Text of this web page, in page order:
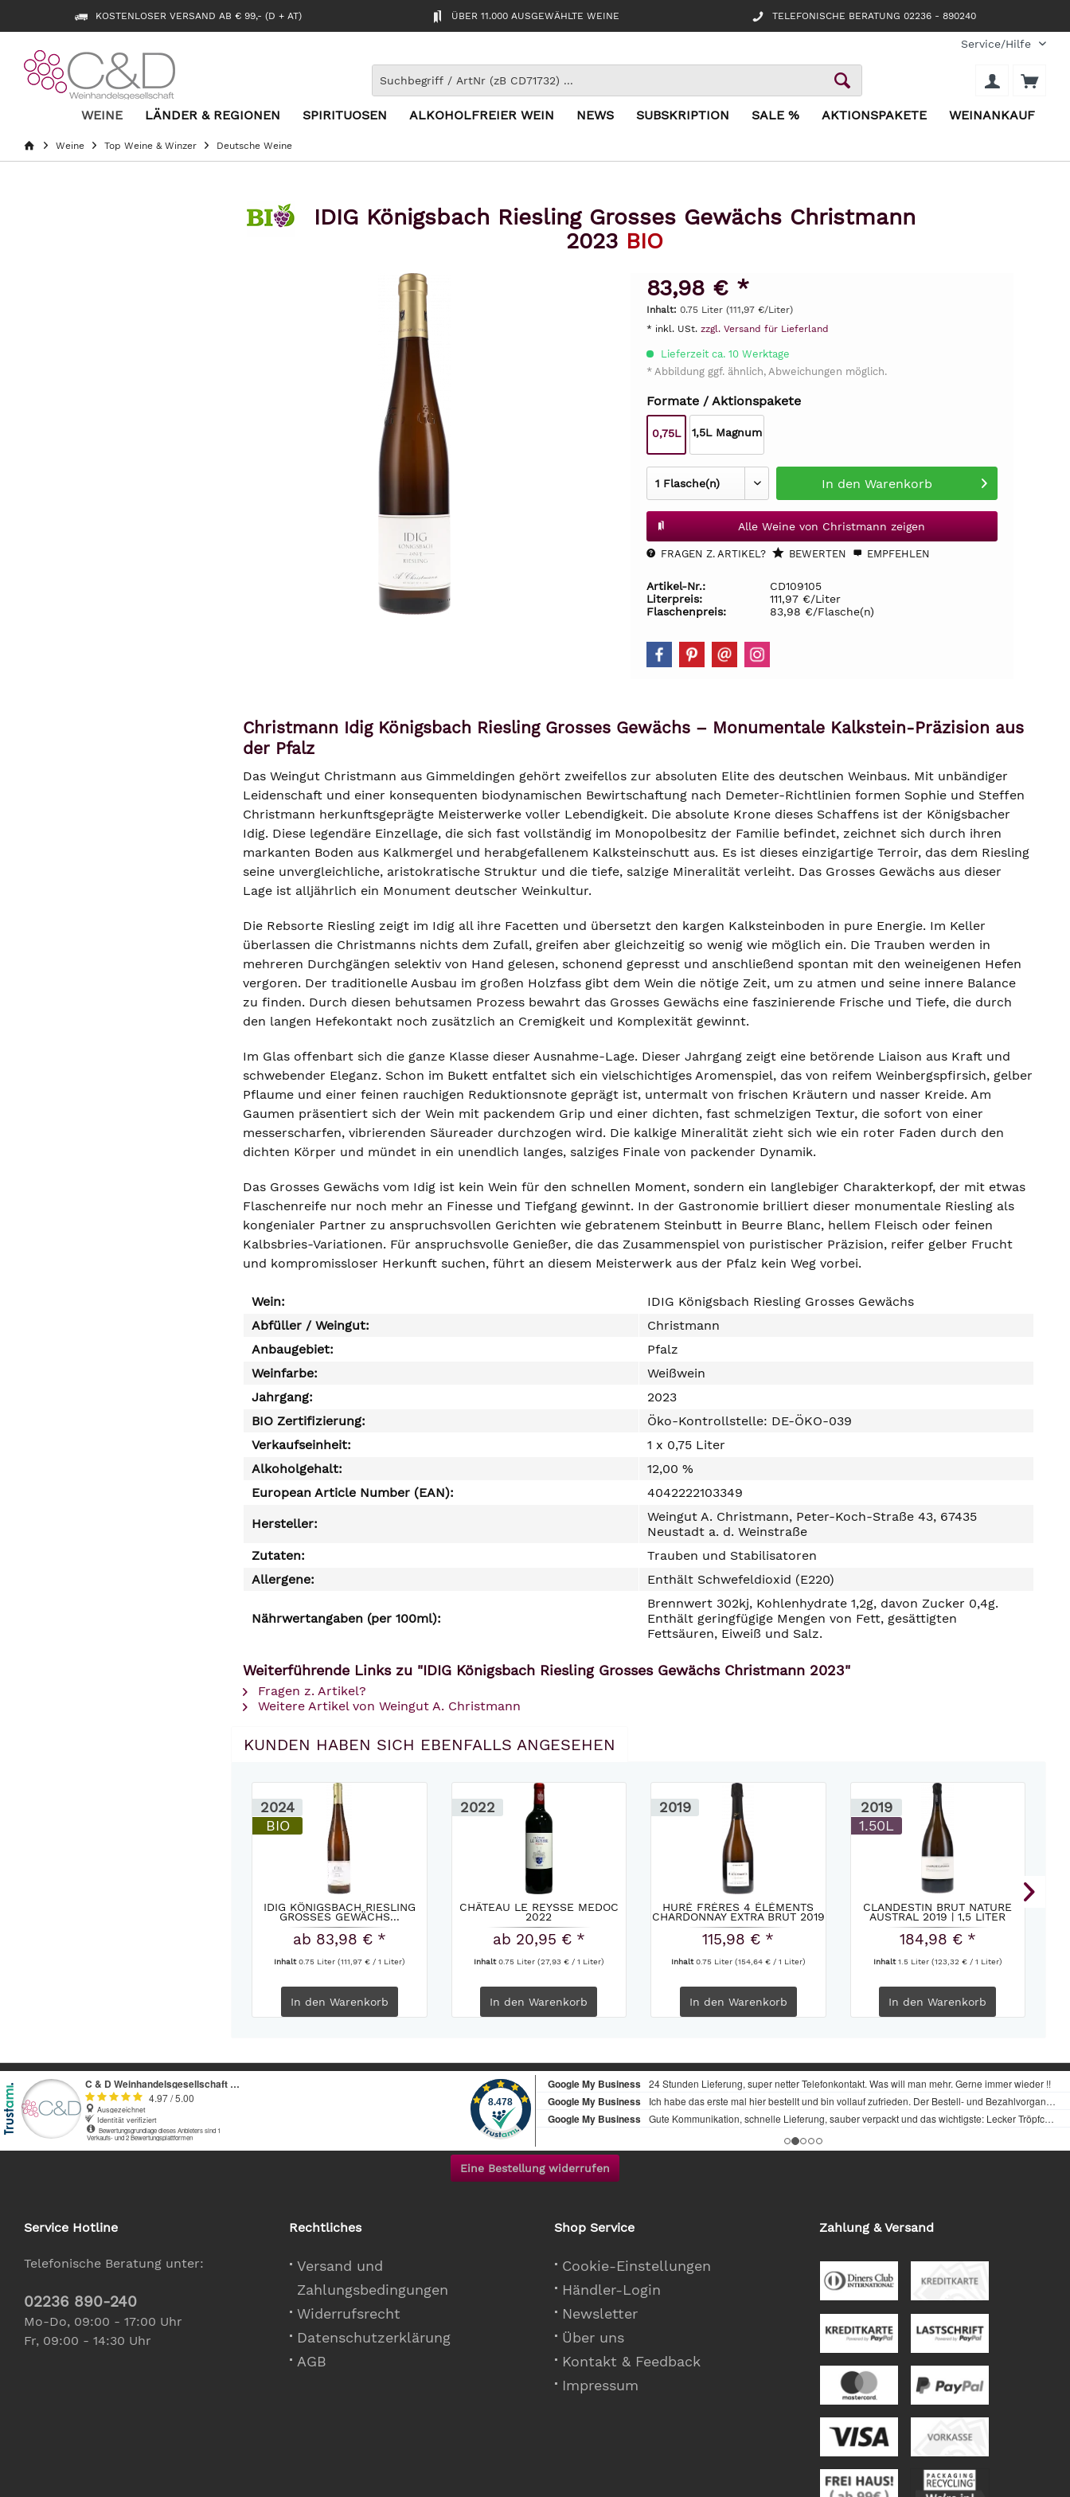
KOSTENLOSER VERSAND AB € 99,- (D + AT) ÜBER 11.000 AUSGEWÄHLTE WEINE TELEFONISCHE BERATUNG 02236 - 890240
Service/Hilfe
WEINE LÄNDER & REGIONEN SPIRITUOSEN ALKOHOLFREIER WEIN NEWS SUBSKRIPTION SALE % AKTIONSPAKETE WEINANKAUF
Weine Top Weine & Winzer Deutsche Weine
IDIG Königsbach Riesling Grosses Gewächs Christmann
2023 BIO
83,98 € *
Inhalt: 0.75 Liter (111,97 €/Liter)
* inkl. USt. zzgl. Versand für Lieferland
Lieferzeit ca. 10 Werktage
* Abbildung ggf. ähnlich, Abweichungen möglich.
Formate / Aktionspakete
0,75L 1,5L Magnum
In den Warenkorb
Alle Weine von Christmann zeigen
FRAGEN Z. ARTIKEL? BEWERTEN EMPFEHLEN
Artikel-Nr.:
CD109105
Literpreis:
111,97 €/Liter
Flaschenpreis:
83,98 €/Flasche(n)
Christmann Idig Königsbach Riesling Grosses Gewächs – Monumentale Kalkstein-Präzision aus
der Pfalz
Das Weingut Christmann aus Gimmeldingen gehört zweifellos zur absoluten Elite des deutschen Weinbaus. Mit unbändiger
Leidenschaft und einer konsequenten biodynamischen Bewirtschaftung nach Demeter-Richtlinien formen Sophie und Steffen
Christmann herkunftsgeprägte Meisterwerke voller Lebendigkeit. Die absolute Krone dieses Schaffens ist der Königsbacher
Idig. Diese legendäre Einzellage, die sich fast vollständig im Monopolbesitz der Familie befindet, zeichnet sich durch ihren
markanten Boden aus Kalkmergel und herabgefallenem Kalksteinschutt aus. Es ist dieses einzigartige Terroir, das dem Riesling
seine unvergleichliche, aristokratische Struktur und die tiefe, salzige Mineralität verleiht. Das Grosses Gewächs aus dieser
Lage ist alljährlich ein Monument deutscher Weinkultur.
Die Rebsorte Riesling zeigt im Idig all ihre Facetten und übersetzt den kargen Kalksteinboden in pure Energie. Im Keller
überlassen die Christmanns nichts dem Zufall, greifen aber gleichzeitig so wenig wie möglich ein. Die Trauben werden in
mehreren Durchgängen selektiv von Hand gelesen, schonend gepresst und anschließend spontan mit den weineigenen Hefen
vergoren. Der traditionelle Ausbau im großen Holzfass gibt dem Wein die nötige Zeit, um zu atmen und seine innere Balance
zu finden. Durch diesen behutsamen Prozess bewahrt das Grosses Gewächs eine faszinierende Frische und Tiefe, die durch
den langen Hefekontakt noch zusätzlich an Cremigkeit und Komplexität gewinnt.
Im Glas offenbart sich die ganze Klasse dieser Ausnahme-Lage. Dieser Jahrgang zeigt eine betörende Liaison aus Kraft und
schwebender Eleganz. Schon im Bukett entfaltet sich ein vielschichtiges Aromenspiel, das von reifem Weinbergspfirsich, gelber
Pflaume und einer feinen rauchigen Reduktionsnote geprägt ist, untermalt von frischen Kräutern und nasser Kreide. Am
Gaumen präsentiert sich der Wein mit packendem Grip und einer dichten, fast schmelzigen Textur, die sofort von einer
messerscharfen, vibrierenden Säureader durchzogen wird. Die kalkige Mineralität zieht sich wie ein roter Faden durch den
dichten Körper und mündet in ein unendlich langes, salziges Finale von packender Dynamik.
Das Grosses Gewächs vom Idig ist kein Wein für den schnellen Moment, sondern ein langlebiger Charakterkopf, der mit etwas
Flaschenreife nur noch mehr an Finesse und Tiefgang gewinnt. In der Gastronomie brilliert dieser monumentale Riesling als
kongenialer Partner zu anspruchsvollen Gerichten wie gebratenem Steinbutt in Beurre Blanc, hellem Fleisch oder feinen
Kalbsbries-Variationen. Für anspruchsvolle Genießer, die das Zusammenspiel von puristischer Präzision, reifer gelber Frucht
und kompromissloser Herkunft suchen, führt an diesem Meisterwerk aus der Pfalz kein Weg vorbei.
Wein:
IDIG Königsbach Riesling Grosses Gewächs
Abfüller / Weingut:
Christmann
Anbaugebiet:
Pfalz
Weinfarbe:
Weißwein
Jahrgang:
2023
BIO Zertifizierung:
Öko-Kontrollstelle: DE-ÖKO-039
Verkaufseinheit:
1 x 0,75 Liter
Alkoholgehalt:
12,00 %
European Article Number (EAN):
4042222103349
Hersteller:
Weingut A. Christmann, Peter-Koch-Straße 43, 67435
Neustadt a. d. Weinstraße
Zutaten:
Trauben und Stabilisatoren
Allergene:
Enthält Schwefeldioxid (E220)
Nährwertangaben (per 100ml):
Brennwert 302kj, Kohlenhydrate 1,2g, davon Zucker 0,4g.
Enthält geringfügige Mengen von Fett, gesättigten
Fettsäuren, Eiweiß und Salz.
Weiterführende Links zu "IDIG Königsbach Riesling Grosses Gewächs Christmann 2023"
Fragen z. Artikel?
Weitere Artikel von Weingut A. Christmann
KUNDEN HABEN SICH EBENFALLS ANGESEHEN
2024
BIO
IDIG KÖNIGSBACH RIESLING
GROSSES GEWÄCHS...
ab 83,98 € *
Inhalt0.75 Liter (111,97 € / 1 Liter)
In den Warenkorb
2022
CHÂTEAU LE REYSSE MEDOC
2022
ab 20,95 € *
Inhalt0.75 Liter (27,93 € / 1 Liter)
In den Warenkorb
2019
HURÉ FRÈRES 4 ÉLÉMENTS
CHARDONNAY EXTRA BRUT 2019
115,98 € *
Inhalt0.75 Liter (154,64 € / 1 Liter)
In den Warenkorb
2019
1.50L
CLANDESTIN BRUT NATURE
AUSTRAL 2019 | 1,5 LITER
184,98 € *
Inhalt1.5 Liter (123,32 € / 1 Liter)
In den Warenkorb
Eine Bestellung widerrufen
Service Hotline
Telefonische Beratung unter:
02236 890-240
Mo-Do, 09:00 - 17:00 Uhr
Fr, 09:00 - 14:30 Uhr
Rechtliches
Versand und
Zahlungsbedingungen
Widerrufsrecht
Datenschutzerklärung
AGB
Shop Service
Cookie-Einstellungen
Händler-Login
Newsletter
Über uns
Kontakt & Feedback
Impressum
Zahlung & Versand